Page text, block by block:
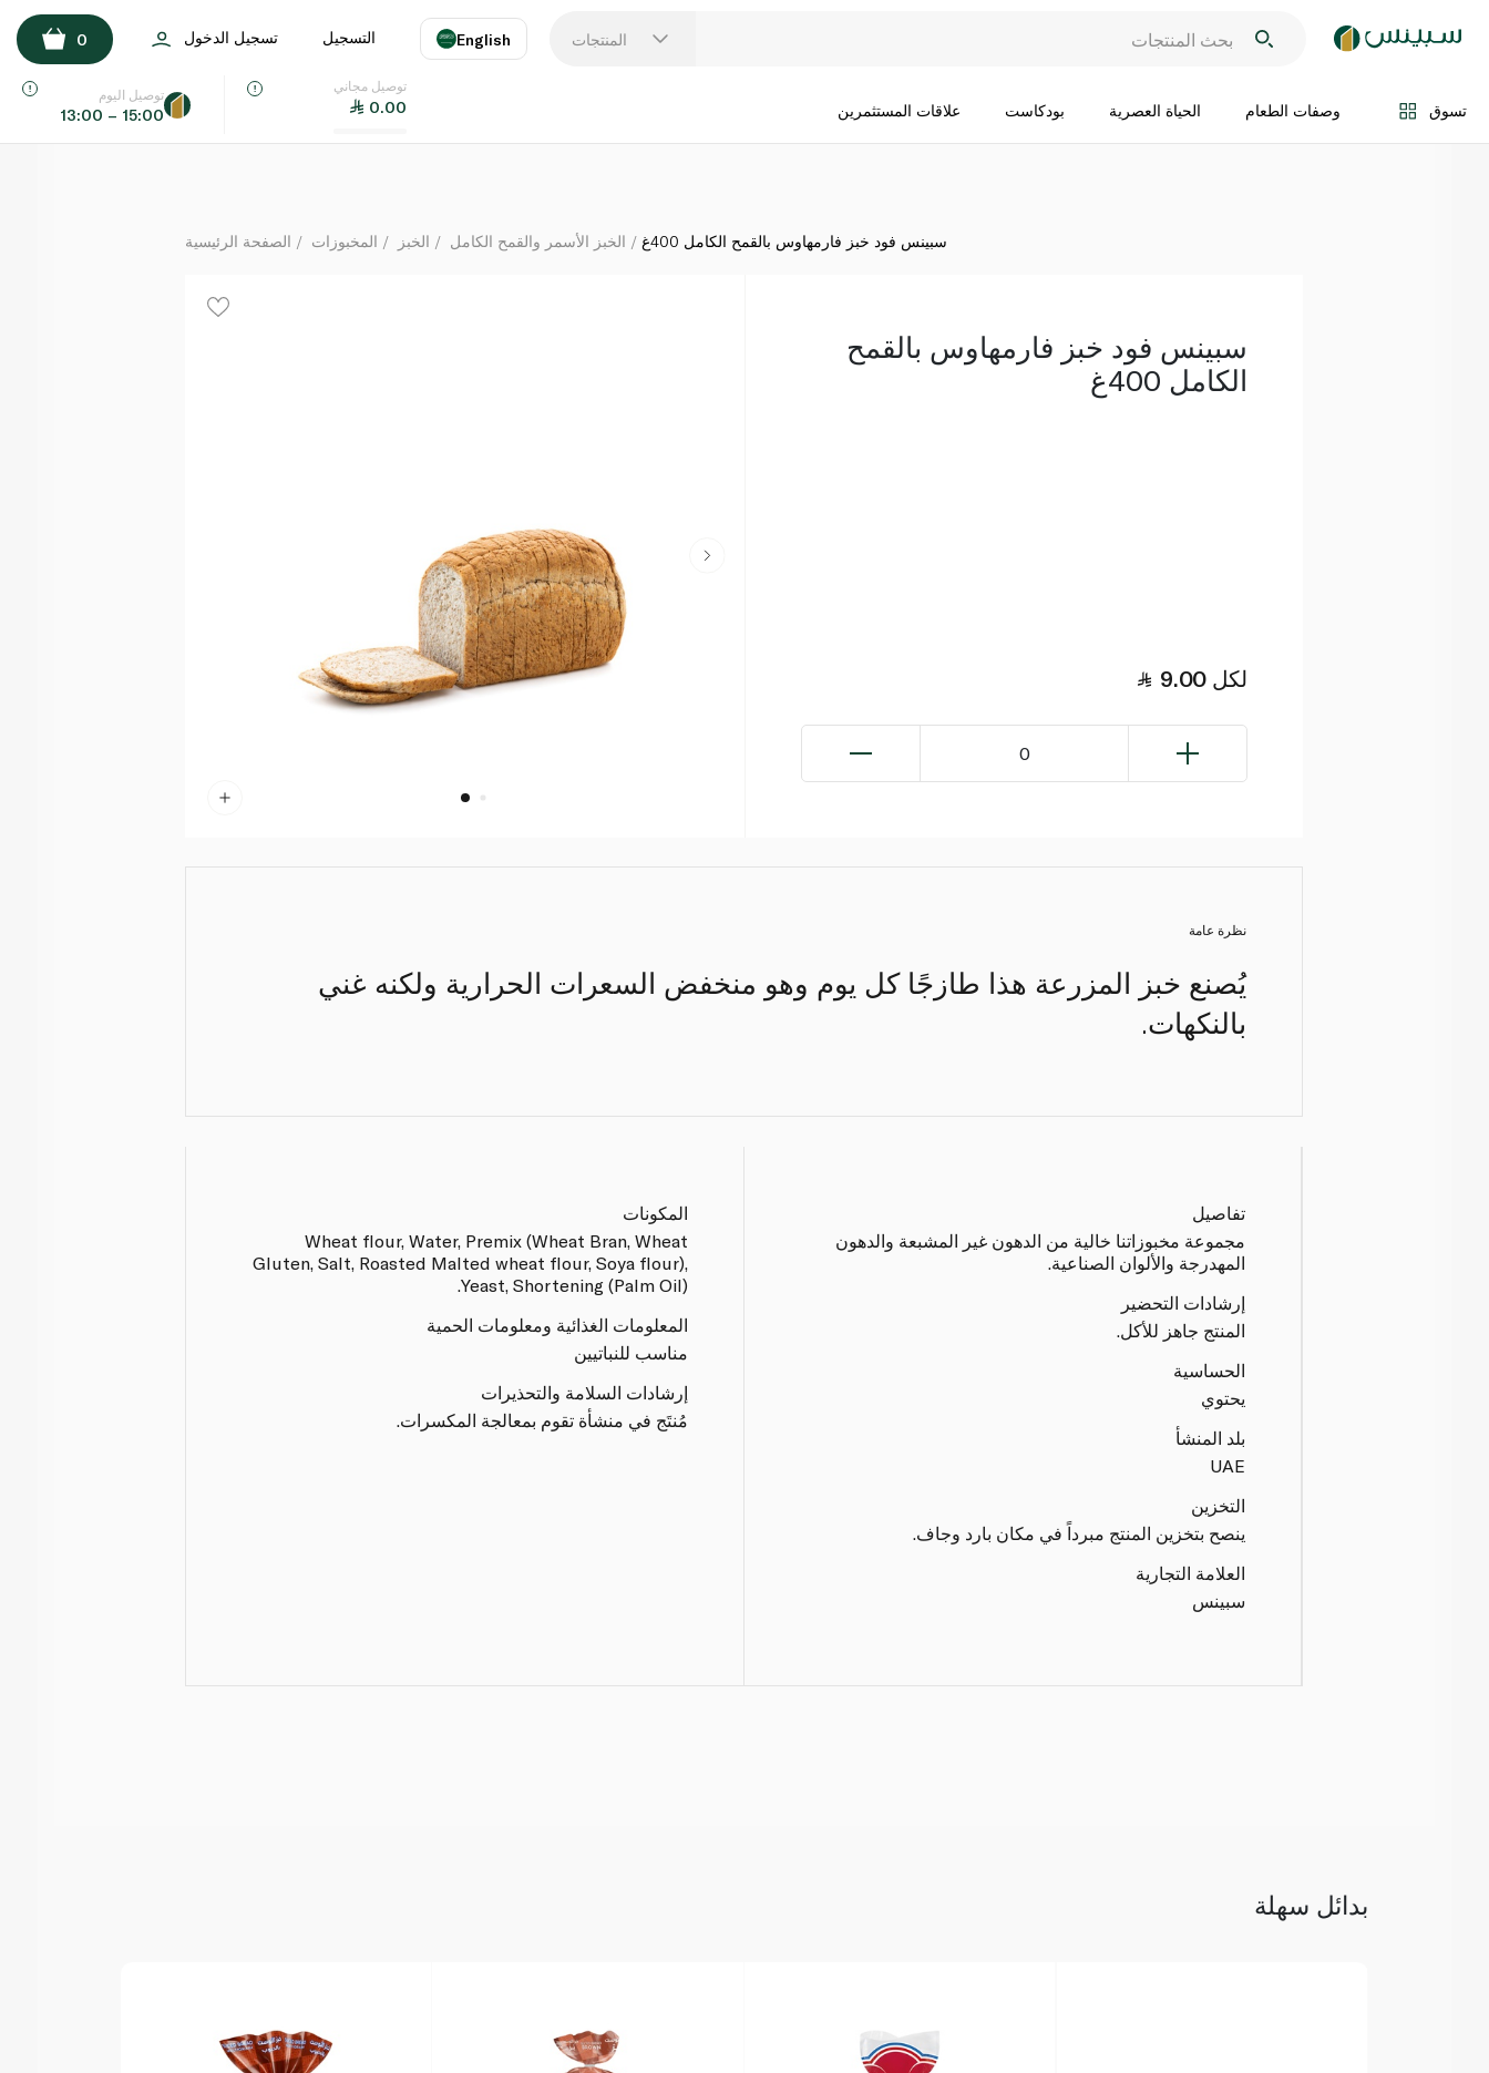
المنتجات English
اللغة
التسجيل تسجيل الدخول 0
تسوق وصفات الطعام الحياة العصرية بودكاست علاقات المستثمرين
توصيل مجاني
0.00
توصيل اليوم
13:00 – 15:00
اضف الى السلة
الصفحة الرئيسية المخبوزات الخبز الخبز الأسمر والقمح الكامل سبينس فود خبز فارمهاوس بالقمح الكامل 400غ
سبينس فود خبز فارمهاوس بالقمح
الكامل 400غ
9.00 لكل
0
نظرة عامة
يُصنع خبز المزرعة هذا طازجًا كل يوم وهو منخفض السعرات الحرارية ولكنه غني
بالنكهات.
تفاصيل
مجموعة مخبوزاتنا خالية من الدهون غير المشبعة والدهون
المهدرجة والألوان الصناعية.
إرشادات التحضير
المنتج جاهز للأكل.
الحساسية
يحتوي
بلد المنشأ
UAE
التخزين
ينصح بتخزين المنتج مبرداً في مكان بارد وجاف.
العلامة التجارية
سبينس
المكونات
Wheat flour, Water, Premix (Wheat Bran, Wheat
Gluten, Salt, Roasted Malted wheat flour, Soya flour),
Yeast, Shortening (Palm Oil).
المعلومات الغذائية ومعلومات الحمية
مناسب للنباتيين
إرشادات السلامة والتحذيرات
مُنتَج في منشأة تقوم بمعالجة المكسرات.
بدائل سهلة